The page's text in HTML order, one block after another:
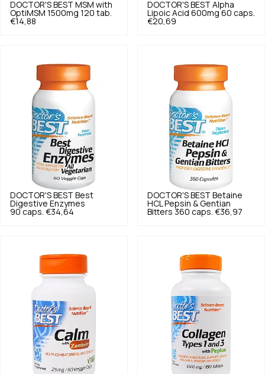
DOCTOR'S BEST MSM with
OptiMSM 1500mg 120 tab.
€14,88
DOCTOR'S BEST Alpha
Lipoic Acid 600mg 60 caps.
€20,69
DOCTOR'S BEST Best
Digestive Enzymes
90 caps. €34,64
DOCTOR'S BEST Betaine
HCL Pepsin & Gentian
Bitters 360 caps. €36,97